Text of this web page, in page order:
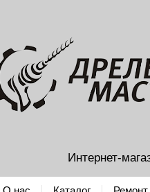
Интернет-